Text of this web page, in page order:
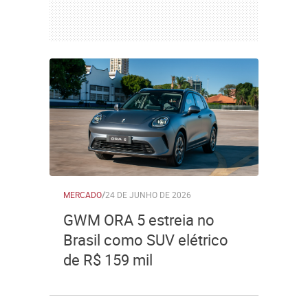
MERCADO/24 DE JUNHO DE 2026
GWM ORA 5 estreia no
Brasil como SUV elétrico
de R$ 159 mil